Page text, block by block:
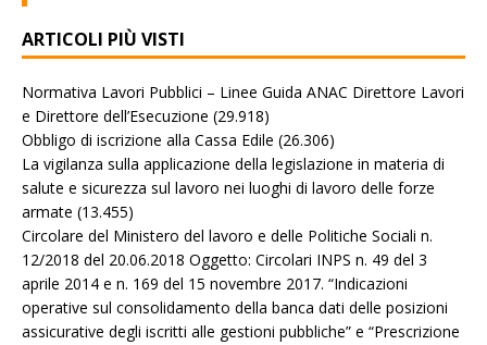
ARTICOLI PIÙ VISTI
Normativa Lavori Pubblici – Linee Guida ANAC Direttore Lavori
e Direttore dell’Esecuzione (29.918)
Obbligo di iscrizione alla Cassa Edile (26.306)
La vigilanza sulla applicazione della legislazione in materia di
salute e sicurezza sul lavoro nei luoghi di lavoro delle forze
armate (13.455)
Circolare del Ministero del lavoro e delle Politiche Sociali n.
12/2018 del 20.06.2018 Oggetto: Circolari INPS n. 49 del 3
aprile 2014 e n. 169 del 15 novembre 2017. “Indicazioni
operative sul consolidamento della banca dati delle posizioni
assicurative degli iscritti alle gestioni pubbliche” e “Prescrizione